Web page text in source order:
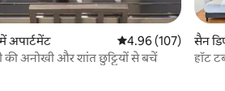
अपार्टमेंट औसत रेटिंग 5 में से
4.96 (107)
की अनोखी और शांत छुट्टियों से बचें
सैन
हॉट